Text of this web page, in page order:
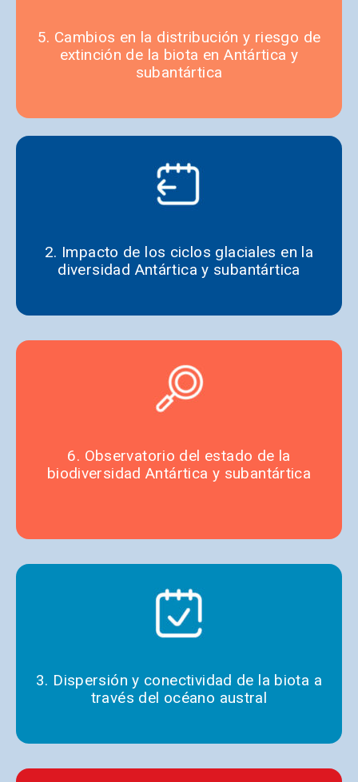
5. Cambios en la distribución y riesgo de
extinción de la biota en Antártica y
subantártica
2. Impacto de los ciclos glaciales en la
diversidad Antártica y subantártica
6. Observatorio del estado de la
biodiversidad Antártica y subantártica
3. Dispersión y conectividad de la biota a
través del océano austral